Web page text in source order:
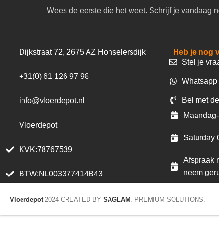
Wees de eerste die het weet. Schrijf je vandaag
Dijkstraat 72, 2675 AZ Honselersdijk
+31(0) 61 126 97 98
info@vloerdepot.nl
Vloerdepot
KVK:78767539
BTW:NL003377414B43
Heb je nog
Stel je
Bel met
Saturday
Afspraak
neem
Vloerdepot 2024 CREATED BY SAGLAM . PREMIUM SOLUTIONS.